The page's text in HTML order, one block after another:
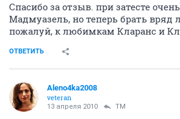
Спасибо за отзыв. при затесте
Мадмуазель, но теперь брать вряд
пожалуй, к любимкам Кларанс и
ОТВЕТИТЬ
Aleno4ka2008
veteran
13 апреля 2010 TM